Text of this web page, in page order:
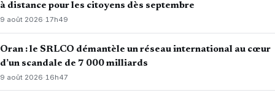
à distance pour les citoyens dès septembre
9 août 2026·17h49
Oran : le SRLCO démantèle un réseau international au cœur
d’un scandale de 7 000 milliards
9 août 2026· 16h47